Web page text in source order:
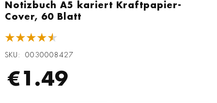
Notizbuch A5 kariert Kraftpapier-
Cover, 60 Blatt
★★★★★
SKU 0030008427
€1.49
Anfang
der
springen